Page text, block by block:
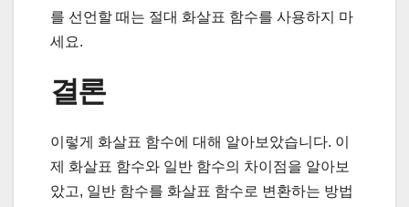
를 선언할 때는 절대 화살표 함수를 사용하지 마
세요.
결론
이렇게 화살표 함수에 대해 알아보았습니다. 이
제 화살표 함수와 일반 함수의 차이점을 알아보
았고, 일반 함수를 화살표 함수로 변환하는 방법